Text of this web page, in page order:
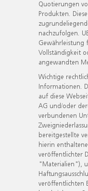
Quotierungen
Produkten.
nachzufolgen.
Gewährleistung
Vollständigkeit
angewandten
Wichtige
Informationen.
auf diese
AG und/oder
verbundenen
bereitgestellte
hierin
veröffentlichter
"Materialien"),
veröffentlichten